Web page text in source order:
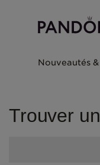
Nouveautés
Trouver